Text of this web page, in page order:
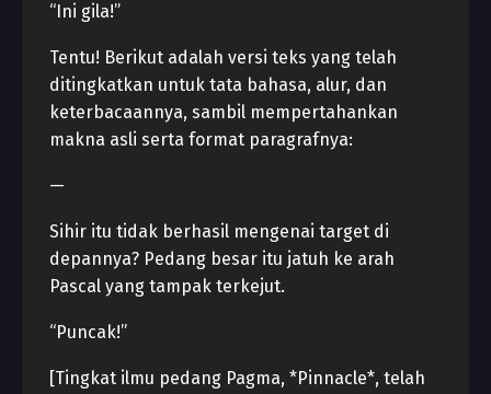
“Ini gila!”
Tentu! Berikut adalah versi teks yang telah
ditingkatkan untuk tata bahasa, alur, dan
keterbacaannya, sambil mempertahankan
makna asli serta format paragrafnya:
—
Sihir itu tidak berhasil mengenai target di
depannya? Pedang besar itu jatuh ke arah
Pascal yang tampak terkejut.
“Puncak!”
[Tingkat ilmu pedang Pagma, *Pinnacle*, telah